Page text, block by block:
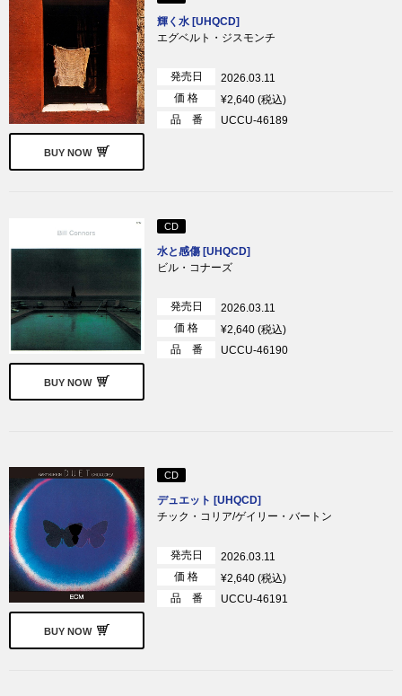
BUY NOW
輝く水 [UHQCD]
エグベルト・ジスモンチ
発売日
2026.03.11
価 格
¥2,640 (税込)
品 番
UCCU-46189
BUY NOW
CD
水と感傷 [UHQCD]
ビル・コナーズ
発売日
2026.03.11
価 格
¥2,640 (税込)
品 番
UCCU-46190
BUY NOW
CD
デュエット [UHQCD]
チック・コリア/ゲイリー・バートン
発売日
2026.03.11
価 格
¥2,640 (税込)
品 番
UCCU-46191